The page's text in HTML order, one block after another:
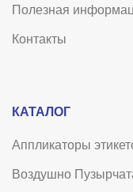
Полезная
Контакты
КАТАЛОГ
Аппликаторы
Воздушно